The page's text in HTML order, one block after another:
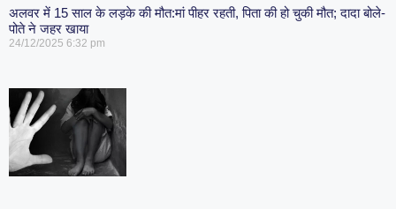
अलवर में 15 साल के लड़के की मौत:मां पीहर रहती, पिता की हो चुकी मौत; दादा बोले-
पोते ने जहर खाया
24/12/2025 6:32 pm